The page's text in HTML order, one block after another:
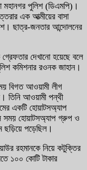
মহানগর পুলিশ (ডিএমপি)।
এক আত্মীয়ের বাসা
ছাত্র-জনতার আন্দোলনের
গ্রেফতার দেখানো হয়েছে বলে
কমিশনার রওনক জাহান।
বিগত আওয়ামী লীগ
তিনি আওয়ামী পন্থী
একটি হোয়াটসঅ্যাপ
সময় হোয়াটসঅ্যাপ গ্রুপ ও
ছড়িয়ে পড়েছিল।
রহমানকে নিয়ে কটুক্তির
১০০ কোটি টাকার